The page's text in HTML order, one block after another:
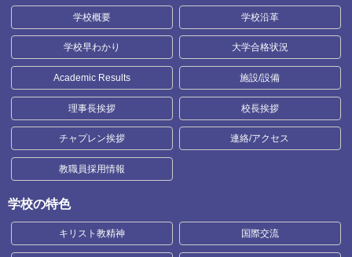
学校概要 学校沿革
学校早わかり 大学合格状況
Academic Results 施設/設備
理事長挨拶 校長挨拶
チャプレン挨拶 連絡/アクセス
教職員採用情報
学校の特色
キリスト教精神 国際交流